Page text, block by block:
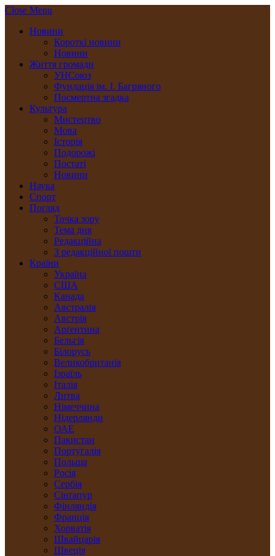
Close Menu
Новини
Короткі новини
Новини
Життя громади
УНСоюз
Фундація ім. І. Багряного
Посмертна згадка
Культура
Мистецтво
Мова
Історія
Подорожі
Постаті
Новини
Наука
Спорт
Погляд
Точка зору
Тема дня
Редакційна
З редакційної пошти
Країни
Україна
США
Канада
Австралія
Австрія
Арґентина
Бельгія
Білорусь
Великобританія
Ізраїль
Італія
Литва
Німеччина
Нідерлянди
ОАЕ
Пакистан
Португалія
Польща
Росія
Сербія
Сінґапур
Фінляндія
Франція
Хорватія
Швайцарія
Швеція